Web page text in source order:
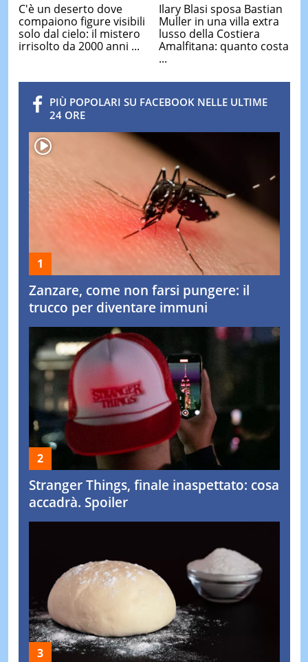
C'è un deserto dove
compaiono figure visibili
solo dal cielo: il mistero
irrisolto da 2000 anni ...
Ilary Blasi sposa Bastian
Muller in una villa extra
lusso della Costiera
Amalfitana: quanto costa
...
PIÙ POPOLARI SU FACEBOOK NELLE ULTIME
24 ORE
Zanzare, come non farsi pungere: il
trucco per diventare immuni
Stranger Things, finale inaspettato: cosa
accadrà. Spoiler